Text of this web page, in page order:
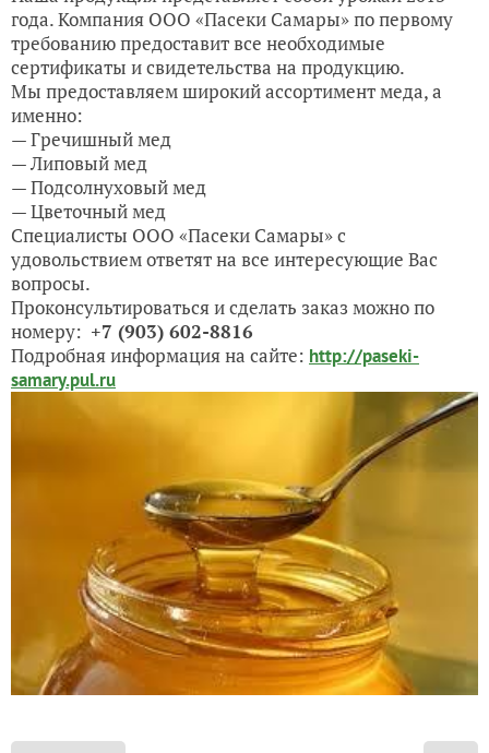
года. Компания ООО «Пасеки Самары» по первому
требованию предоставит все необходимые
сертификаты и свидетельства на продукцию.
Мы предоставляем широкий ассортимент меда, а
именно:
— Гречишный мед
— Липовый мед
— Подсолнуховый мед
— Цветочный мед
Специалисты ООО «Пасеки Самары» с
удовольствием ответят на все интересующие Вас
вопросы.
Проконсультироваться и сделать заказ можно по
номеру: +7 (903) 602-8816
Подробная информация на сайте: http://paseki-
samary.pul.ru